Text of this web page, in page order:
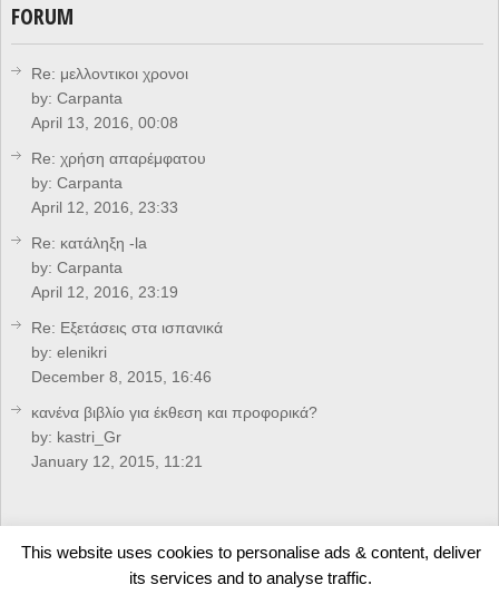
FORUM
Re: μελλοντικοι χρονοι
by: Carpanta
April 13, 2016, 00:08
Re: χρήση απαρέμφατου
by: Carpanta
April 12, 2016, 23:33
Re: κατάληξη -la
by: Carpanta
April 12, 2016, 23:19
Re: Eξετάσεις στα ισπανικά
by: elenikri
December 8, 2015, 16:46
κανένα βιβλίο για έκθεση και προφορικά?
by: kastri_Gr
January 12, 2015, 11:21
CREDITS
This website uses cookies to personalise ads & content, deliver
its services and to analyse traffic.